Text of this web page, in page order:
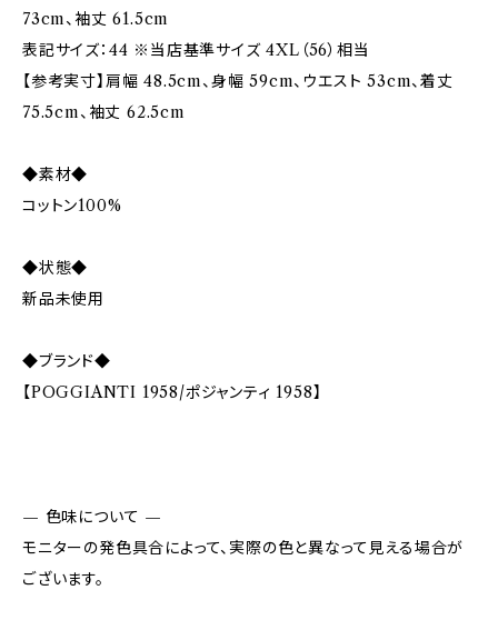
73cm、袖丈 61.5cm
表記サイズ：44 ※当店基準サイズ 4XL（56）相当
【参考実寸】肩幅 48.5cm、身幅 59cm、ウエスト 53cm、着丈
75.5cm、袖丈 62.5cm
◆素材◆
コットン100%
◆状態◆
新品未使用
◆ブランド◆
【POGGIANTI 1958/ポジャンティ 1958】
— 色味について —
モニターの発色具合によって、実際の色と異なって見える場合が
ございます。